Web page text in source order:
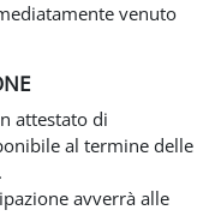
venuto
attestato di
al termine delle
avverrà alle